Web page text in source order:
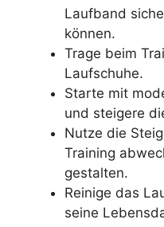
Laufband
können.
Trage beim
Laufschuhe.
Starte mit
und steigere
Nutze die
Training
gestalten.
Reinige das
seine